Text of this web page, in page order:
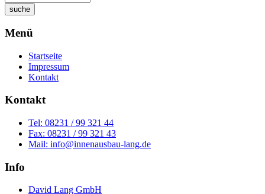
Menü
Startseite
Impressum
Kontakt
Kontakt
Tel: 08231 / 99 321 44
Fax: 08231 / 99 321 43
Mail: info@innenausbau-lang.de
Info
David Lang GmbH